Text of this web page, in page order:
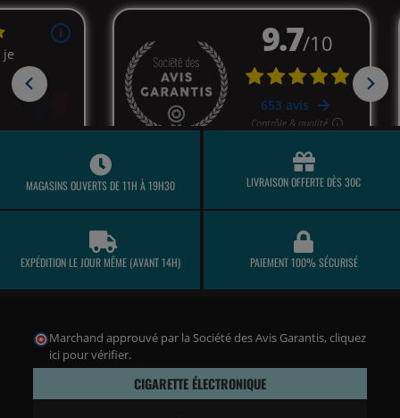
MAGASINS OUVERTS DE 11H À 19H30 LIVRAISON OFFERTE DÈS 30€
EXPÉDITION LE JOUR MÊME (AVANT 14H) PAIEMENT 100% SÉCURISÉ
Marchand approuvé par la Société des Avis Garantis, cliquez
ici pour vérifier.
CIGARETTE ÉLECTRONIQUE